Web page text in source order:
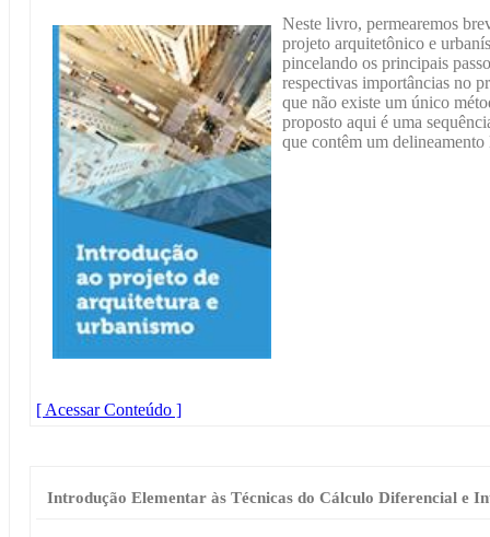
Neste livro, permearemos
projeto arquitetônico e
pincelando os principais
respectivas importâncias no
que não existe um único
proposto aqui é uma
que contêm um
[ Acessar Conteúdo ]
Introdução Elementar às Técnicas do Cálculo Diferencial e